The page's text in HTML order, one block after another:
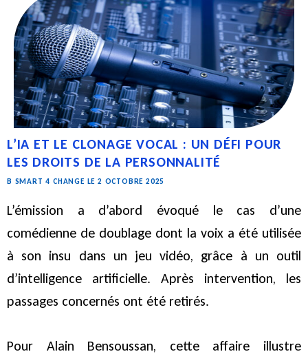
L’IA ET LE CLONAGE VOCAL : UN DÉFI POUR
LES DROITS DE LA PERSONNALITÉ
B SMART 4 CHANGE LE 2 OCTOBRE 2025
L’émission a d’abord évoqué le cas d’une
comédienne de doublage dont la voix a été utilisée
à son insu dans un jeu vidéo, grâce à un outil
d’intelligence artificielle. Après intervention, les
passages concernés ont été retirés.
Pour Alain Bensoussan, cette affaire illustre